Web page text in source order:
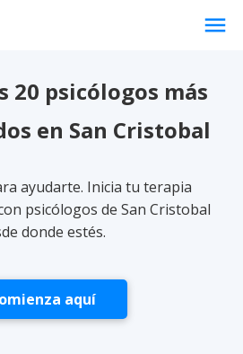
menu
20 psicólogos más
en San Cristobal
ayudarte. Inicia tu terapia
psicólogos de San Cristobal
donde estés.
aquí